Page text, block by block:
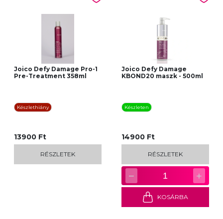
Joico Defy Damage Pro-1
Pre-Treatment 358ml
Készlethiány
13900 Ft
RÉSZLETEK
Joico Defy Damage
KBOND20 maszk - 500ml
Készleten
14900 Ft
RÉSZLETEK
− 1 +
KOSÁRBA